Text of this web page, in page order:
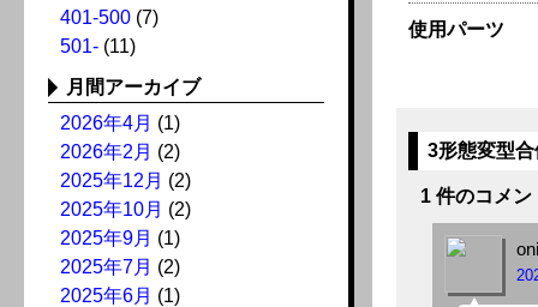
401-500 (7)
501- (11)
月間アーカイブ
2026年4月 (1)
2026年2月 (2)
2025年12月 (2)
2025年10月 (2)
2025年9月 (1)
2025年7月 (2)
2025年6月 (1)
使用パーツ
3形態変型
1 件のコメン